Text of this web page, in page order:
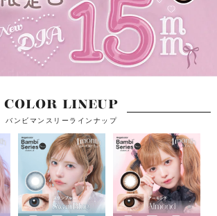
COLOR LINEUP
バンビマンスリーラインナップ